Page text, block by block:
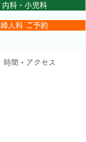
内科・小児科
婦人科 ご予約
時間・アクセス